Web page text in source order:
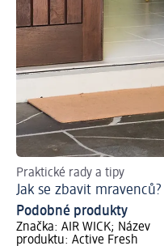
Praktické rady a tipy
Jak se zbavit mravenců?
Podobné produkty
Značka: AIR WICK; Název
produktu: Active Fresh